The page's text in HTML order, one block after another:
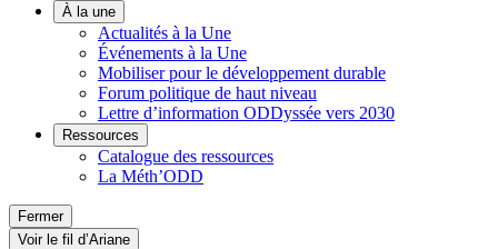
À la une
Actualités à la Une
Événements à la Une
Mobiliser pour le développement durable
Forum politique de haut niveau
Lettre d’information ODDyssée vers 2030
Ressources
Catalogue des ressources
La Méth’ODD
Fermer
Voir le fil d’Ariane